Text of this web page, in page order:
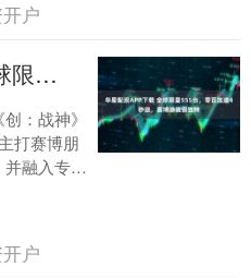
户
华星配资APP下载 全球限量555台，零百加速4秒级，赛博涂装很独特
：战神》
打赛博朋
并融入专
感与....
户